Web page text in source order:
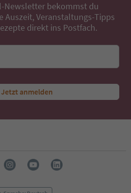
Newsletter bekommst du
Auszeit, Veranstaltungs-Tipps
direkt ins Postfach.
Jetzt anmelden